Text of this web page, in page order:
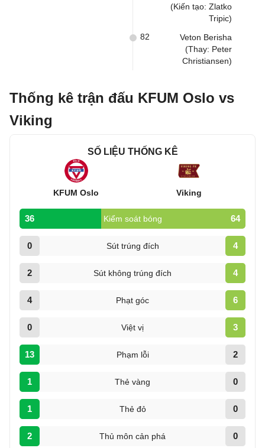
(Kiến tạo: Zlatko
Tripic)
Veton Berisha
(Thay: Peter
Christiansen)
82
Thống kê trận đấu KFUM Oslo vs
Viking
SỐ LIỆU THỐNG KÊ
KFUM Oslo Viking
36 Kiểm soát bóng 64
0 Sút trúng đích 4
2 Sút không trúng đích 4
4 Phạt góc 6
0 Việt vị 3
13 Phạm lỗi 2
1 Thẻ vàng 0
1 Thẻ đỏ 0
2 Thủ môn cản phá 0